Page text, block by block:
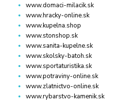
www.domaci-milacik.sk
www.hracky-online.sk
www.kupelna.shop
www.stonshop.sk
www.sanita-kupelne.sk
www.skolsky-batoh.sk
www.sportaturistika.sk
www.potraviny-online.sk
www.zlatnictvo-online.sk
www.rybarstvo-kamenik.sk